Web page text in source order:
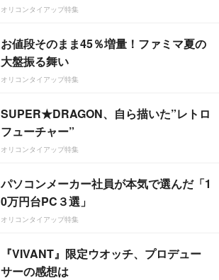
オリコンタイアップ特集
お値段そのまま45％増量！ファミマ夏の
大盤振る舞い
オリコンタイアップ特集
SUPER★DRAGON、自ら描いた”レトロ
フューチャー”
オリコンタイアップ特集
パソコンメーカー社員が本気で選んだ「1
0万円台PC３選」
オリコンタイアップ特集
『VIVANT』限定ウオッチ、プロデュー
サーの感想は